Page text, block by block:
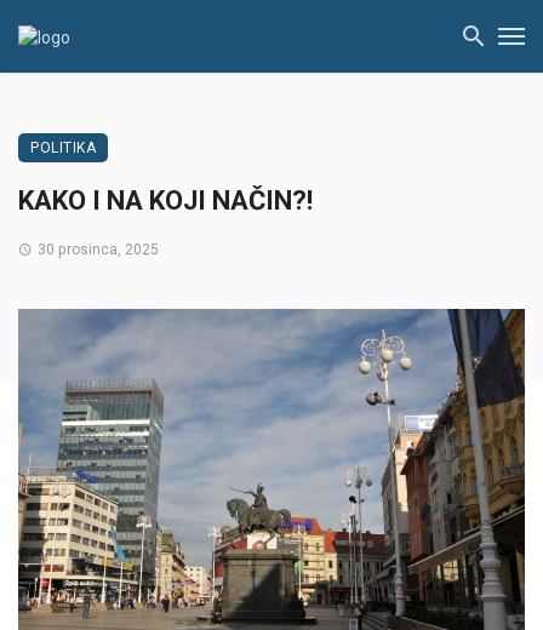
POLITIKA
KAKO I NA KOJI NAČIN?!
30 prosinca, 2025